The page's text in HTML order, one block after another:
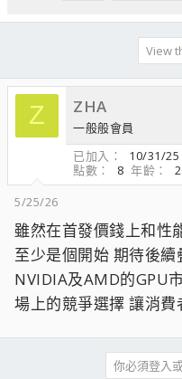
View
Z ZHA
一般般會員
已加入
10/31/25
點數
8 年齡
5/25/26
雖然在首發價錢上和性
至少是個開始 期待後
NVIDIA及AMD的GPU
場上的競爭選擇 讓消
你必須登入